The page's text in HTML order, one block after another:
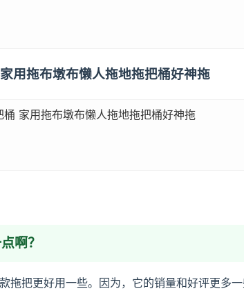
用拖布墩布懒人拖地拖把桶好神拖
家用拖布墩布懒人拖地拖把桶好神拖
啊？
拖把更好用一些。因为，它的销量和好评更多